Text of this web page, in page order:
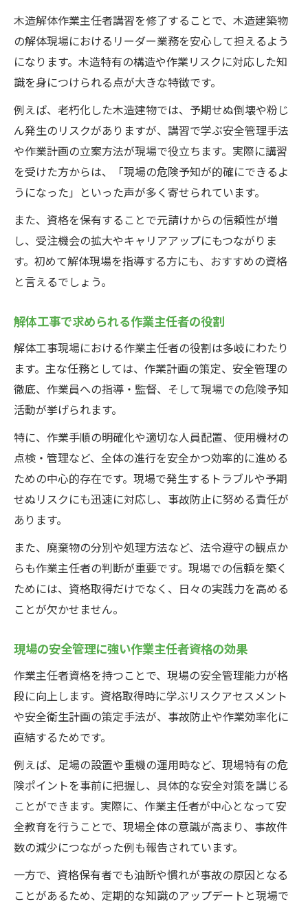
木造解体作業主任者講習を修了することで、木造建築物
の解体現場におけるリーダー業務を安心して担えるよう
になります。木造特有の構造や作業リスクに対応した知
識を身につけられる点が大きな特徴です。
例えば、老朽化した木造建物では、予期せぬ倒壊や粉じ
ん発生のリスクがありますが、講習で学ぶ安全管理手法
や作業計画の立案方法が現場で役立ちます。実際に講習
を受けた方からは、「現場の危険予知が的確にできるよ
うになった」といった声が多く寄せられています。
また、資格を保有することで元請けからの信頼性が増
し、受注機会の拡大やキャリアアップにもつながりま
す。初めて解体現場を指導する方にも、おすすめの資格
と言えるでしょう。
解体工事で求められる作業主任者の役割
解体工事現場における作業主任者の役割は多岐にわたり
ます。主な任務としては、作業計画の策定、安全管理の
徹底、作業員への指導・監督、そして現場での危険予知
活動が挙げられます。
特に、作業手順の明確化や適切な人員配置、使用機材の
点検・管理など、全体の進行を安全かつ効率的に進める
ための中心的存在です。現場で発生するトラブルや予期
せぬリスクにも迅速に対応し、事故防止に努める責任が
あります。
また、廃棄物の分別や処理方法など、法令遵守の観点か
らも作業主任者の判断が重要です。現場での信頼を築く
ためには、資格取得だけでなく、日々の実践力を高める
ことが欠かせません。
現場の安全管理に強い作業主任者資格の効果
作業主任者資格を持つことで、現場の安全管理能力が格
段に向上します。資格取得時に学ぶリスクアセスメント
や安全衛生計画の策定手法が、事故防止や作業効率化に
直結するためです。
例えば、足場の設置や重機の運用時など、現場特有の危
険ポイントを事前に把握し、具体的な安全対策を講じる
ことができます。実際に、作業主任者が中心となって安
全教育を行うことで、現場全体の意識が高まり、事故件
数の減少につながった例も報告されています。
一方で、資格保有者でも油断や慣れが事故の原因となる
ことがあるため、定期的な知識のアップデートと現場で